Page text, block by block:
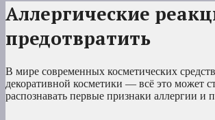
Аллергические
предотвратить
В мире современных косметических
декоративной косметики — всё это может
распознавать первые признаки аллергии и